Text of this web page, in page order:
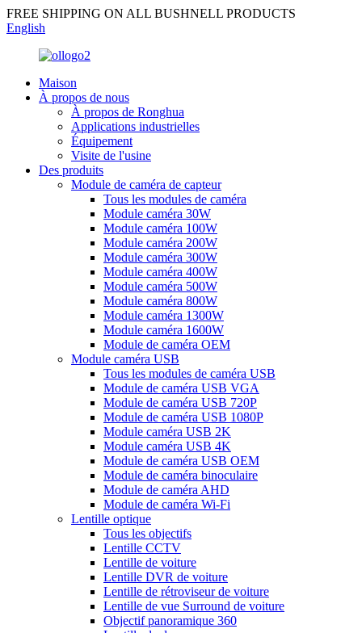
FREE SHIPPING ON ALL BUSHNELL PRODUCTS
English
Maison
À propos de nous
À propos de Ronghua
Applications industrielles
Équipement
Visite de l'usine
Des produits
Module de caméra de capteur
Tous les modules de caméra
Module caméra 30W
Module caméra 100W
Module caméra 200W
Module caméra 300W
Module caméra 400W
Module caméra 500W
Module caméra 800W
Module caméra 1300W
Module caméra 1600W
Module de caméra OEM
Module caméra USB
Tous les modules de caméra USB
Module de caméra USB VGA
Module de caméra USB 720P
Module de caméra USB 1080P
Module caméra USB 2K
Module caméra USB 4K
Module de caméra USB OEM
Module de caméra binoculaire
Module de caméra AHD
Module de caméra Wi-Fi
Lentille optique
Tous les objectifs
Lentille CCTV
Lentille de voiture
Lentille DVR de voiture
Lentille de rétroviseur de voiture
Lentille de vue Surround de voiture
Objectif panoramique 360